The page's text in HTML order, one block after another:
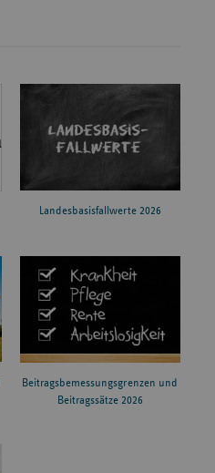
Landesbasisfallwerte 2026
Beitragsbemessungsgrenzen und
Beitragssätze 2026